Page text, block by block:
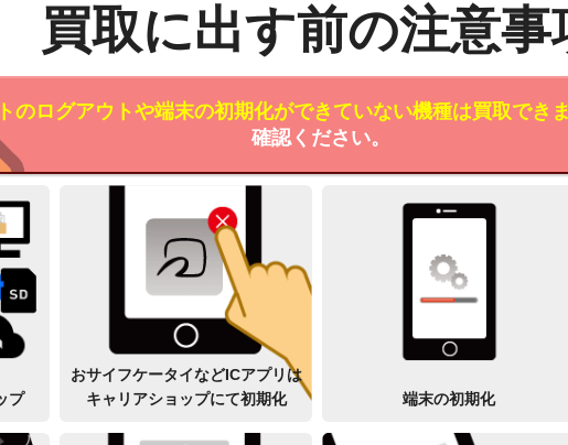
買取に出す前の注意事
のログアウトや端末の初期化ができていない機種は買取でき
確認ください。
プ
おサイフケータイなどICアプリは
キャリアショップにて初期化
端末の初期化